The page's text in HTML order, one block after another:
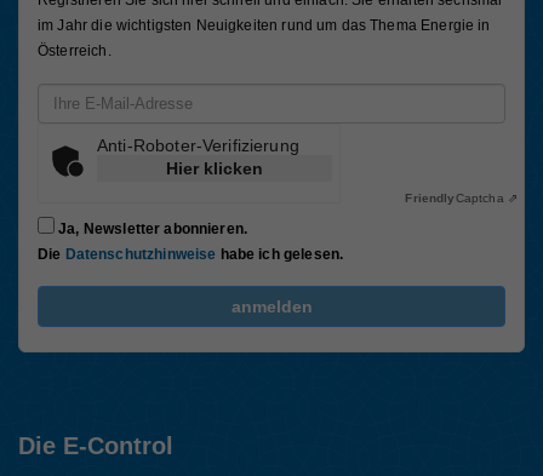
Die E-Control
im Jahr die wichtigsten Neuigkeiten rund um das Thema Energie in
Österreich.
Email-Adresse
Anti-Roboter-Verifizierung
Hier klicken
FriendlyCaptcha ⇗
Ja, Newsletter abonnieren.
Die Datenschutzhinweise habe ich gelesen.
FriendlyCaptcha Checkbox (keine Interaktion)
anmelden